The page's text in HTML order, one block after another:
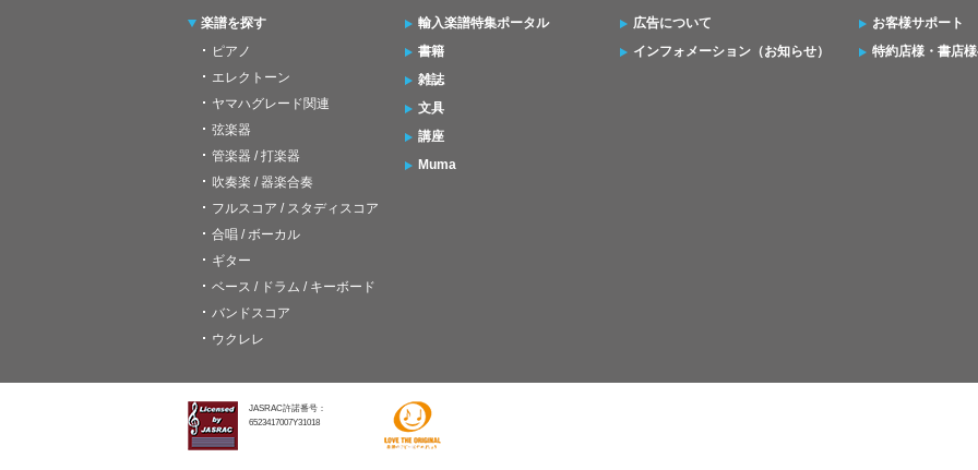
楽譜を探す
ピアノ
エレクトーン
ヤマハグレード関連
弦楽器
管楽器 / 打楽器
吹奏楽 / 器楽合奏
フルスコア / スタディスコア
合唱 / ボーカル
ギター
ベース / ドラム / キーボード
バンドスコア
ウクレレ
輸入楽譜特集ポータル
書籍
雑誌
文具
講座
Muma
広告について
インフォメーション（お知らせ）
お客様サポート
特約店様・書店
JASRAC許諾番号：
6523417007Y31018